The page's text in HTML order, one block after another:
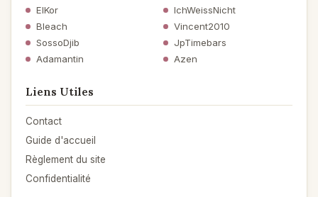
ElKor
IchWeissNicht
Bleach
Vincent2010
SossoDjib
JpTimebars
Adamantin
Azen
Liens Utiles
Contact
Guide d'accueil
Règlement du site
Confidentialité